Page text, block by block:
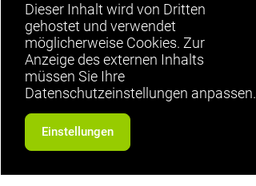
Dieser Inhalt wird von Dritten
gehostet und verwendet
möglicherweise Cookies. Zur
Anzeige des externen Inhalts
müssen Sie Ihre
Datenschutzeinstellungen anpassen.
Einstellungen